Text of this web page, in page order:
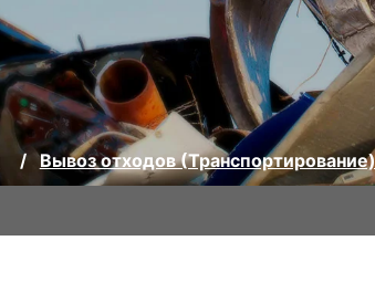
Вывоз отходов (Транспортирование)